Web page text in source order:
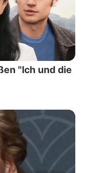
"Ich und die